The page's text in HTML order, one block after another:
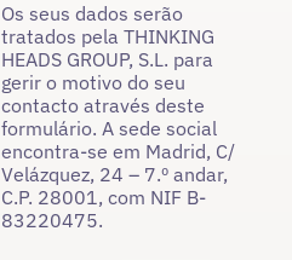
Os seus dados serão
tratados pela THINKING
HEADS GROUP, S.L. para
gerir o motivo do seu
contacto através deste
formulário. A sede social
encontra-se em Madrid, C/
Velázquez, 24 – 7.º andar,
C.P. 28001, com NIF B-
83220475.